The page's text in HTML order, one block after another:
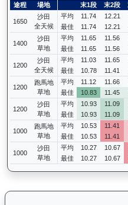
途程 場地 末1段 末2段
1650
沙田
全天候
平均 11.74 12.21
最佳
11.74 12.21
1400
沙田
草地
平均 11.65 11.56
最佳
11.65 11.56
1200
沙田
全天候
平均 11.03 11.65
最佳
10.78 11.41
1200
跑馬地
草地
平均 11.12 11.66
最佳
10.83 11.45
1200
沙田
草地
平均 10.93 11.09
最佳
10.93 11.09
1000
跑馬地
草地
平均 10.53 11.41
最佳
10.53 11.41
1000
沙田
草地
平均 10.27 10.67
最佳
10.27 10.67